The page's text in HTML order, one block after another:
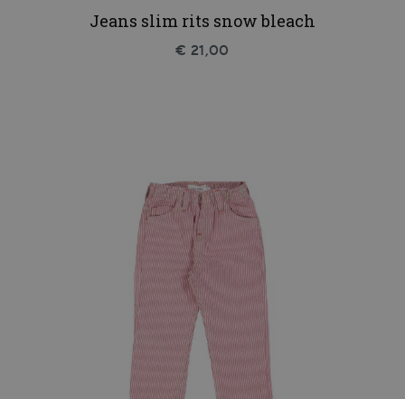
Jeans slim rits snow bleach
€ 21,00